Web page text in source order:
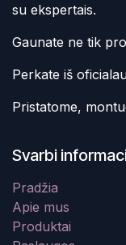
su ekspertais.
Gaunate ne tik
Perkate iš
Pristatome,
Svarbi
Pradžia
Apie mus
Produktai